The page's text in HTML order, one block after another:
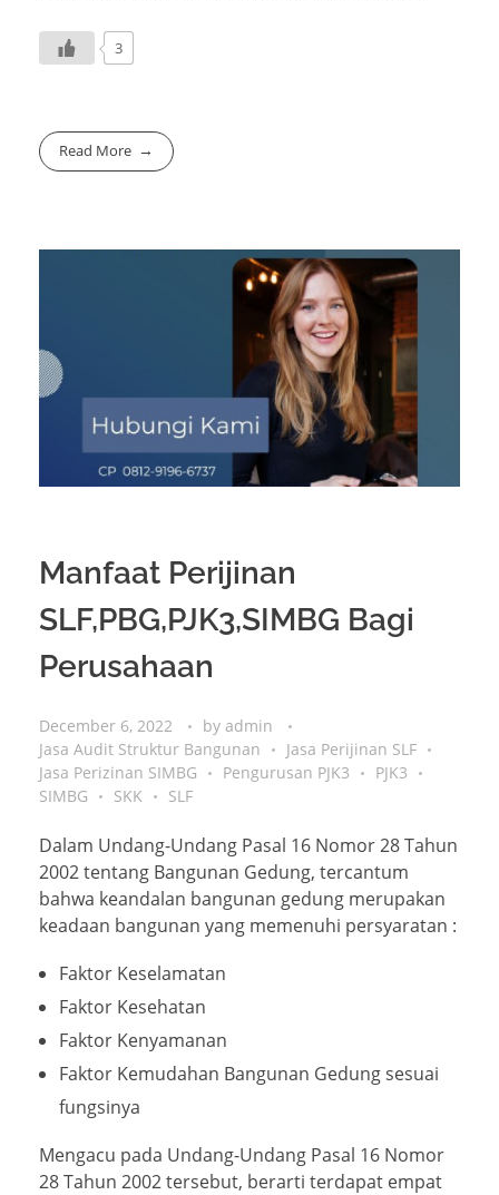
3
Read More
Manfaat Perijinan
SLF,PBG,PJK3,SIMBG Bagi
Perusahaan
December 6, 2022 by admin
Jasa Audit Struktur Bangunan
Jasa Perijinan SLF
Jasa Perizinan SIMBG
Pengurusan PJK3
PJK3
SIMBG
SKK SLF
Dalam Undang-Undang Pasal 16 Nomor 28 Tahun
2002 tentang Bangunan Gedung, tercantum
bahwa keandalan bangunan gedung merupakan
keadaan bangunan yang memenuhi persyaratan :
Faktor Keselamatan
Faktor Kesehatan
Faktor Kenyamanan
Faktor Kemudahan Bangunan Gedung sesuai
fungsinya
Mengacu pada Undang-Undang Pasal 16 Nomor
28 Tahun 2002 tersebut, berarti terdapat empat